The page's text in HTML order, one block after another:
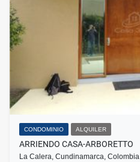
CONDOMINIO ALQUILER
ARRIENDO CASA-ARBORETTO
La Calera, Cundinamarca, Colombia